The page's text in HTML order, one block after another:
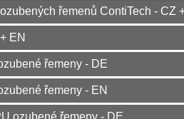
řemenů ContiTech - CZ
EN
řemeny - DE
řemeny - EN
ozubené řemeny - DE